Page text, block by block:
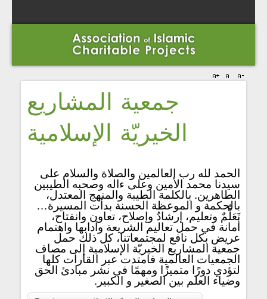
جمعية المشاريع
الخيريّة الإسلامية
الحمد لله رب العالمين والصلاة والسلام على
سيدنا محمد الأمين وعلى ءاله وصحبه الطيبين
الطاهرين. بالكلمة الطيبة والمنهج المعتدل،
بالحكمة و الموعظة الحسنة بدأت المسيرة…
تَعَلُّمٌ وتعليم، إرشادٌ وإصلاح، تعاون وانفتاح،
أمانة في حمل تعاليم الشريعة وآدابها واهتمام
عريض بكل نافع لمجتمعاتنا، كل ذلك حمل
جمعية المشاريع الخيريّة الإسلامية إلى مصاف
الجمعيات العالمية فامتدت عبر القارات كلها
لتؤدي دورًا متميزًا ومهمًا في نشر مبادئ الحق
وضياء العلم بين الصغير و الكبير.